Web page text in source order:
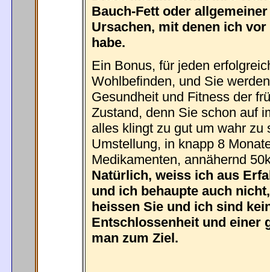
Bauch-Fett oder
Ursachen, mit denen ich
habe.
Ein Bonus, für jeden
Wohlbefinden, und Sie
Gesundheit und Fitness der
Zustand, denn Sie schon auf
alles klingt zu gut um wahr
Umstellung, in knapp 8
Medikamenten, annähernd
Natürlich, weiss ich aus
und ich behaupte auch
heissen Sie und ich sind
Entschlossenheit und einer
man zum Ziel.